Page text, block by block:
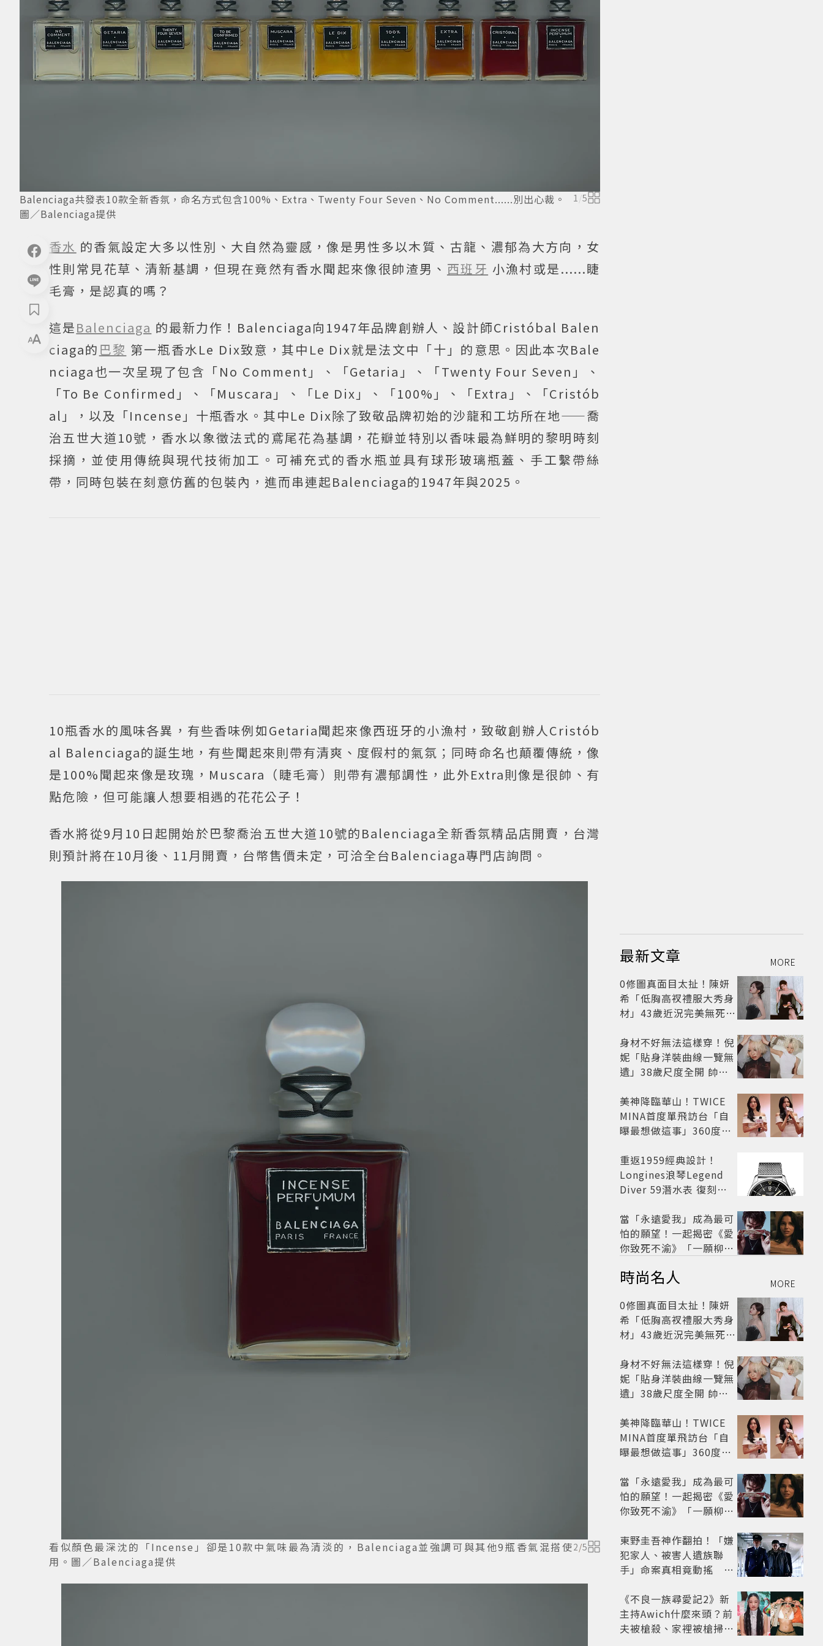
Balenciaga共發表10款全新香氛，命名方式包含100%、Extra、Twenty Four Seven、No Comment......別出心裁。
圖／Balenciaga提供
1/5
香水 的香氣設定大多以性別、大自然為靈感，像是男性多以木質、古龍、濃郁為大方向，女
性則常見花草、清新基調，但現在竟然有香水聞起來像很帥渣男、 西班牙 小漁村或是......睫
毛膏，是認真的嗎？
這是Balenciaga 的最新力作！Balenciaga向1947年品牌創辦人、設計師Cristóbal Balen
ciaga的 巴黎 第一瓶香水Le Dix致意，其中Le Dix就是法文中「十」的意思。因此本次Bale
nciaga也一次呈現了包含「No Comment」、「Getaria」、「Twenty Four Seven」、
「To Be Confirmed」、「Muscara」、「Le Dix」、「100%」、「Extra」、「Cristób
al」，以及「Incense」十瓶香水。其中Le Dix除了致敬品牌初始的沙龍和工坊所在地——喬
治五世大道10號，香水以象徵法式的鳶尾花為基調，花瓣並特別以香味最為鮮明的黎明時刻
採摘，並使用傳統與現代技術加工。可補充式的香水瓶並具有球形玻璃瓶蓋、手工繫帶絲
帶，同時包裝在刻意仿舊的包裝內，進而串連起Balenciaga的1947年與2025。
10瓶香水的風味各異，有些香味例如Getaria聞起來像西班牙的小漁村，致敬創辦人Cristób
al Balenciaga的誕生地，有些聞起來則帶有清爽、度假村的氣氛；同時命名也顛覆傳統，像
是100%聞起來像是玫瑰，Muscara（睫毛膏）則帶有濃郁調性，此外Extra則像是很帥、有
點危險，但可能讓人想要相遇的花花公子！
香水將從9月10日起開始於巴黎喬治五世大道10號的Balenciaga全新香氛精品店開賣，台灣
則預計將在10月後、11月開賣，台幣售價未定，可洽全台Balenciaga專門店詢問。
看似顏色最深沈的「Incense」卻是10款中氣味最為清淡的，Balenciaga並強調可與其他9瓶香氣混搭使
用。圖／Balenciaga提供
2/5
最新文章 MORE
0修圖真面目太扯！陳妍
希「低胸高衩禮服大秀身
材」43歲近況完美無死角
身材不好無法這樣穿！倪
妮「貼身洋裝曲線一覽無
遺」38歲尺度全開 帥氣
美神降臨華山！TWICE
MINA首度單飛訪台「自
曝最想做這事」360度0
開
重返1959經典設計！
Longines浪琴Legend
Diver 59潛水表 復刻懷
當「永遠愛我」成為最可
怕的願望！一起揭密《愛
你致死不渝》「一願柳」
路
時尚名人 MORE
0修圖真面目太扯！陳妍
希「低胸高衩禮服大秀身
材」43歲近況完美無死角
身材不好無法這樣穿！倪
妮「貼身洋裝曲線一覽無
遺」38歲尺度全開 帥氣
美神降臨華山！TWICE
MINA首度單飛訪台「自
曝最想做這事」360度0
開
當「永遠愛我」成為最可
怕的願望！一起揭密《愛
你致死不渝》「一願柳」
路
東野圭吾神作翻拍！「嫌
犯家人、被害人遺族聯
手」命案真相竟動搖
框架展開
《不良一族尋愛記2》新
主持Awich什麼來頭？前
夫被槍殺、家裡被槍掃射